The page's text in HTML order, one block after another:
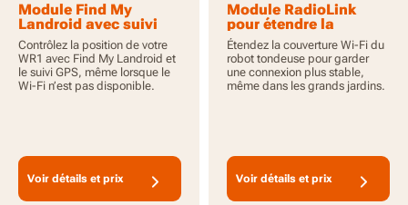
Module Find My
Landroid avec suivi
GPS pour WR1
Contrôlez la position de votre
WR1 avec Find My Landroid et
le suivi GPS, même lorsque le
Wi-Fi n’est pas disponible.
Voir détails et prix
Module RadioLink
pour étendre la
connexion Wi-Fi
Étendez la couverture Wi-Fi du
robot tondeuse pour garder
une connexion plus stable,
même dans les grands jardins.
Voir détails et prix